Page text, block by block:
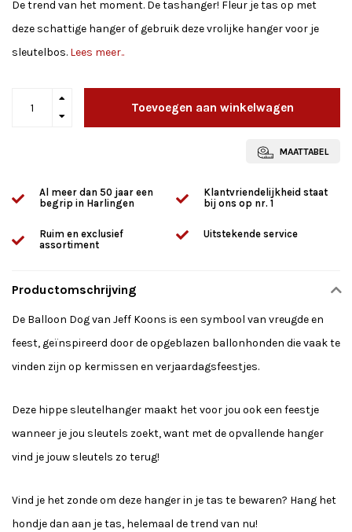
De trend van het moment. De tashanger! Fleur je tas op met
deze schattige hanger of gebruik deze vrolijke hanger voor je
sleutelbos. Lees meer..
Toevoegen aan winkelwagen
MAATTABEL
Al meer dan 50 jaar een
begrip in Harlingen
Klantvriendelijkheid staat
bij ons op nr. 1
Ruim en exclusief
assortiment
Uitstekende service
Productomschrijving
De Balloon Dog van Jeff Koons is een symbool van vreugde en
feest, geïnspireerd door de opgeblazen ballonhonden die vaak te
vinden zijn op kermissen en verjaardagsfeestjes.
Deze hippe sleutelhanger maakt het voor jou ook een feestje
wanneer je jou sleutels zoekt, want met de opvallende hanger
vind je jouw sleutels zo terug!
Vind je het zonde om deze hanger in je tas te bewaren? Hang het
hondje dan aan je tas, helemaal de trend van nu!